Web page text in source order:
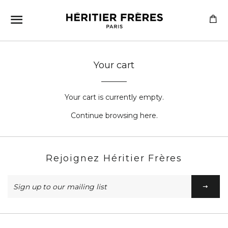
SITE NAVIGATION
Your cart
Your cart is currently empty.
Continue browsing here.
Rejoignez Héritier Frères
up
our